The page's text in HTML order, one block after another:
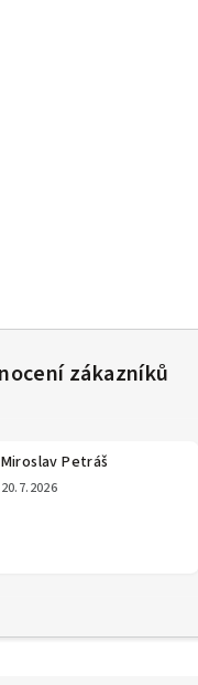
Miroslav Petráš
Hodnocení
20.7.2026